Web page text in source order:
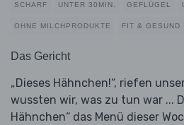
SCHARF UNTER 30MIN. GEFLÜGEL
OHNE MILCHPRODUKTE FIT & GESUND
Das Gericht
„Dieses Hähnchen!“, riefen
wussten wir, was zu tun war ...
Hähnchen“ das Menü dieser